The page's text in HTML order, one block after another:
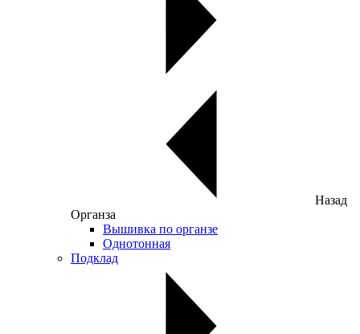
Назад
Органза
Вышивка по органзе
Однотонная
Подклад